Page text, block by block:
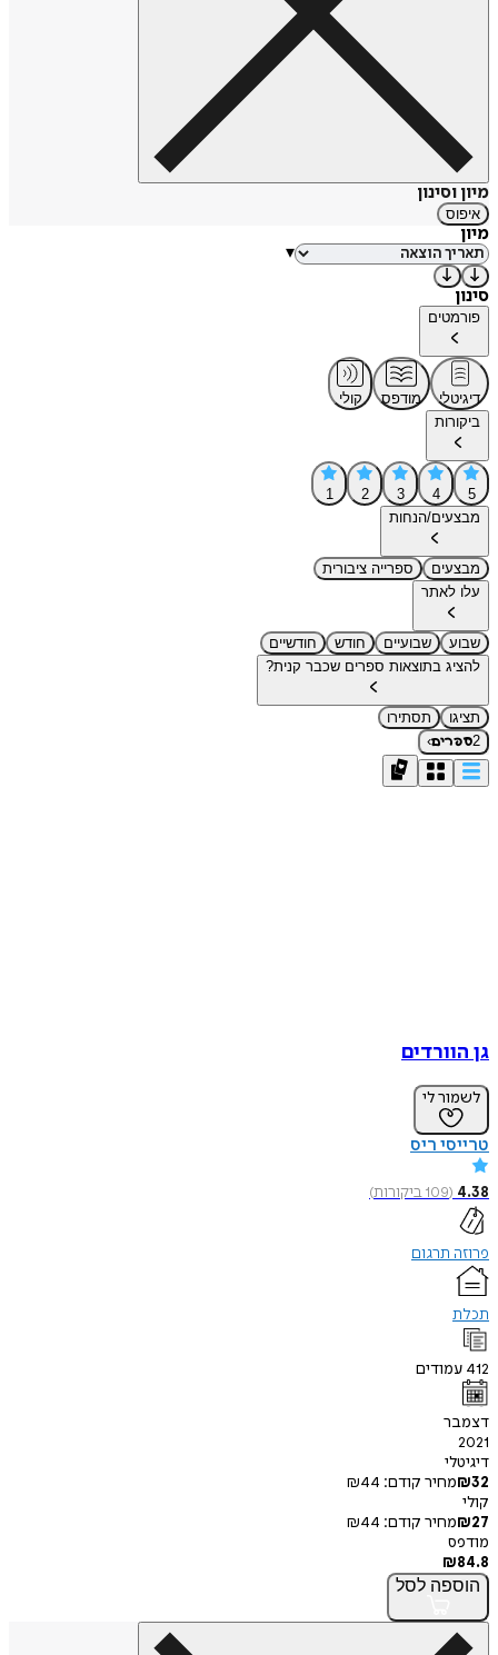
מיון וסינון
איפוס
מיון
▾
סינון
פורמטים
דיגיטלי מודפס
קולי
ביקורות
5
4
3
2
1
מבצעים/הנחות
מבצעים
ספרייה ציבורית
עלו לאתר
שבוע שבועיים חודש
חודשיים
להציג בתוצאות ספרים שכבר קנית?
תציגו
תסתירו
2ספרים›
גן הוורדים
לשמור לי
טרייסי ריס
4.38
(
109ביקורות)
פרוזה תרגום
תכלת
412 עמודים
דצמבר
2021
דיגיטלי
₪32 מחיר קודם: ₪44
קולי
₪27 מחיר קודם: ₪44
מודפס
₪84.8
הוספה לסל